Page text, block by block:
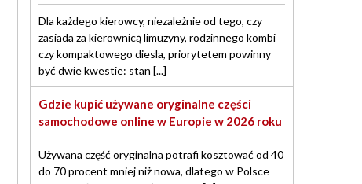
Dla każdego kierowcy, niezależnie od tego, czy
zasiada za kierownicą limuzyny, rodzinnego kombi
czy kompaktowego diesla, priorytetem powinny
być dwie kwestie: stan [...]
Gdzie kupić używane oryginalne części
samochodowe online w Europie w 2026 roku
Używana część oryginalna potrafi kosztować od 40
do 70 procent mniej niż nowa, dlatego w Polsce